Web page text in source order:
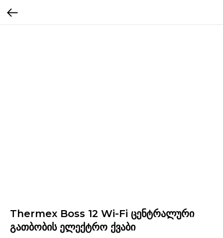
Thermex Boss 12 Wi-Fi ცენტრალური
გათბობის ელექტრო ქვაბი